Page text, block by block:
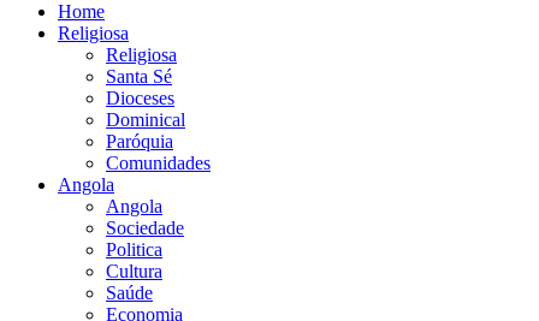
Home
Religiosa
Religiosa
Santa Sé
Dioceses
Dominical
Paróquia
Comunidades
Angola
Angola
Sociedade
Politica
Cultura
Saúde
Economia